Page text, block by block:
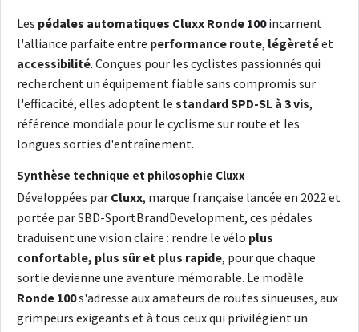
Les pédales automatiques Cluxx Ronde 100incarnent
l'alliance parfaite entre performance route, légèretéet
accessibilité. Conçues pour les cyclistes passionnés qui
recherchent un équipement fiable sans compromis sur
l'efficacité, elles adoptent le standard SPD-SL à 3 vis,
référence mondiale pour le cyclisme sur route et les
longues sorties d'entraînement.
Synthèse technique et philosophie Cluxx
Développées par Cluxx, marque française lancée en 2022 et
portée par SBD-SportBrandDevelopment, ces pédales
traduisent une vision claire : rendre le vélo plus
confortable, plus sûr et plus rapide, pour que chaque
sortie devienne une aventure mémorable. Le modèle
Ronde 100s'adresse aux amateurs de routes sinueuses, aux
grimpeurs exigeants et à tous ceux qui privilégient un